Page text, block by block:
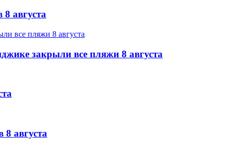
августа
закрыли все пляжи 8 августа
8 августа